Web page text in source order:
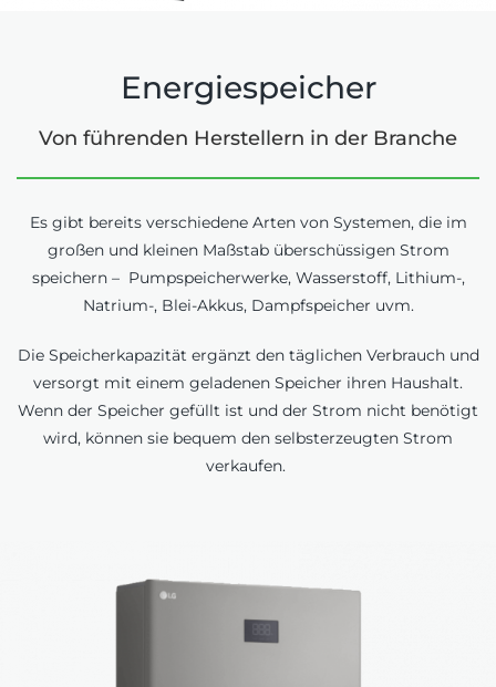
Energiespeicher
Von führenden Herstellern in der Branche
Es gibt bereits verschiedene Arten von Systemen, die im
großen und kleinen Maßstab überschüssigen Strom
speichern – Pumpspeicherwerke, Wasserstoff, Lithium-,
Natrium-, Blei-Akkus, Dampfspeicher uvm.
Die Speicherkapazität ergänzt den täglichen Verbrauch und
versorgt mit einem geladenen Speicher ihren Haushalt.
Wenn der Speicher gefüllt ist und der Strom nicht benötigt
wird, können sie bequem den selbsterzeugten Strom
verkaufen.